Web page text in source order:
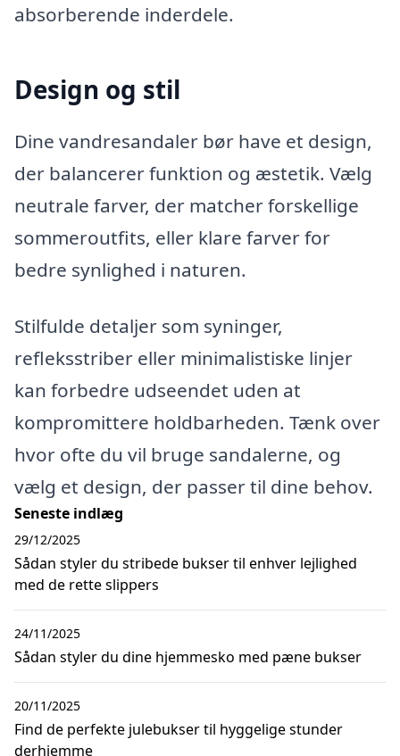
absorberende inderdele.
Design og stil
Dine vandresandaler bør have et design,
der balancerer funktion og æstetik. Vælg
neutrale farver, der matcher forskellige
sommeroutfits, eller klare farver for
bedre synlighed i naturen.
Stilfulde detaljer som syninger,
refleksstriber eller minimalistiske linjer
kan forbedre udseendet uden at
kompromittere holdbarheden. Tænk over
hvor ofte du vil bruge sandalerne, og
vælg et design, der passer til dine behov.
Seneste indlæg
Sådan styler du stribede bukser til enhver lejlighed
med de rette slippers
29/12/2025
Sådan styler du dine hjemmesko med pæne bukser
24/11/2025
Find de perfekte julebukser til hyggelige stunder
derhjemme
20/11/2025